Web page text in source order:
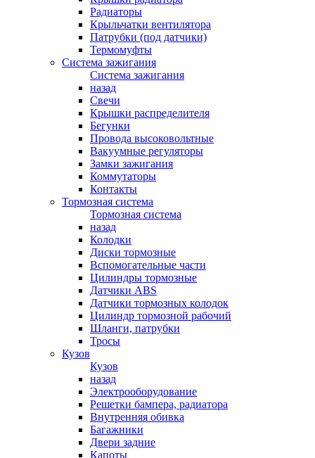
Радиаторы
Крыльчатки вентилятора
Патрубки (под датчики)
Термомуфты
Система зажигания
Система зажигания
назад
Свечи
Крышки распределителя
Бегунки
Провода высоковольтные
Вакуумные регуляторы
Замки зажигания
Коммутаторы
Контакты
Тормозная система
Тормозная система
назад
Колодки
Диски тормозные
Вспомогательные части
Цилиндры тормозные
Датчики ABS
Датчики тормозных колодок
Цилиндр тормозной рабочий
Шланги, патрубки
Тросы
Кузов
Кузов
назад
Электрооборудование
Решетки бампера, радиатора
Внутренняя обивка
Багажники
Двери задние
Капоты